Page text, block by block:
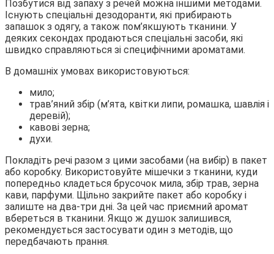
Позбутися від запаху з речей можна іншими методами.
Існують спеціальні дезодоранти, які прибирають
запашок з одягу, а також пом’якшують тканини. У
деяких секондах продаються спеціальні засоби, які
швидко справляються зі специфічними ароматами.
В домашніх умовах використовуються:
мило;
трав’яний збір (м’ята, квітки липи, ромашка, шавлія і
деревій);
кавові зерна;
духи.
Покладіть речі разом з цими засобами (на вибір) в пакет
або коробку. Використовуйте мішечки з тканини, куди
попередньо кладеться брусочок мила, збір трав, зерна
кави, парфуми. Щільно закрийте пакет або коробку і
залиште на два-три дні. За цей час приємний аромат
вбереться в тканини. Якщо ж душок залишився,
рекомендується застосувати один з методів, що
передбачають прання.